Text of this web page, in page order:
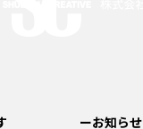
ーお知らせ